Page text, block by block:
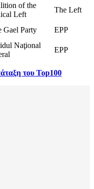
of the
Left
The Left
Gael Party EPP
Naţional
EPP
του Top100